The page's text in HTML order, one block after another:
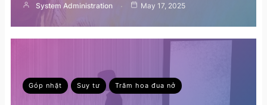
System Administration May 17, 2025
Góp nhặt Suy tư Trăm hoa đua nở